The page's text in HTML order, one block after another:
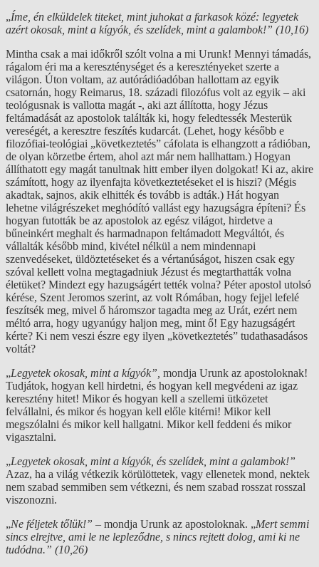
„Íme, én elküldelek titeket, mint juhokat a farkasok közé: legyetek
azért okosak, mint a kígyók, és szelídek, mint a galambok!” (10,16)
Mintha csak a mai időkről szólt volna a mi Urunk! Mennyi támadás,
rágalom éri ma a kereszténységet és a keresztényeket szerte a
világon. Úton voltam, az autórádióadóban hallottam az egyik
csatornán, hogy Reimarus, 18. századi filozófus volt az egyik – aki
teológusnak is vallotta magát -, aki azt állította, hogy Jézus
feltámadását az apostolok találták ki, hogy feledtessék Mesterük
vereségét, a keresztre feszítés kudarcát. (Lehet, hogy később e
filozófiai-teológiai „következtetés” cáfolata is elhangzott a rádióban,
de olyan körzetbe értem, ahol azt már nem hallhattam.) Hogyan
állíthatott egy magát tanultnak hitt ember ilyen dolgokat! Ki az, akire
számított, hogy az ilyenfajta következtetéseket el is hiszi? (Mégis
akadtak, sajnos, akik elhitték és tovább is adták.) Hát hogyan
lehetne világrészeket meghódító vallást egy hazugságra építeni? És
hogyan futották be az apostolok az egész világot, hirdetve a
bűneinkért meghalt és harmadnapon feltámadott Megváltót, és
vállalták később mind, kivétel nélkül a nem mindennapi
szenvedéseket, üldöztetéseket és a vértanúságot, hiszen csak egy
szóval kellett volna megtagadniuk Jézust és megtarthatták volna
életüket? Mindezt egy hazugságért tették volna? Péter apostol utolsó
kérése, Szent Jeromos szerint, az volt Rómában, hogy fejjel lefelé
feszítsék meg, mivel ő háromszor tagadta meg az Urát, ezért nem
méltó arra, hogy ugyanúgy haljon meg, mint ő! Egy hazugságért
kérte? Ki nem veszi észre egy ilyen „következtetés” tudathasadásos
voltát?
„Legyetek okosak, mint a kígyók”, mondja Urunk az apostoloknak!
Tudjátok, hogyan kell hirdetni, és hogyan kell megvédeni az igaz
keresztény hitet! Mikor és hogyan kell a szellemi ütközetet
felvállalni, és mikor és hogyan kell előle kitérni! Mikor kell
megszólalni és mikor kell hallgatni. Mikor kell feddeni és mikor
vigasztalni.
„Legyetek okosak, mint a kígyók, és szelídek, mint a galambok!”
Azaz, ha a világ vétkezik körülöttetek, vagy ellenetek mond, nektek
nem szabad semmiben sem vétkezni, és nem szabad rosszat rosszal
viszonozni.
„Ne féljetek tőlük!” – mondja Urunk az apostoloknak. „Mert semmi
sincs elrejtve, ami le ne lepleződne, s nincs rejtett dolog, ami ki ne
tudódna.” (10,26)